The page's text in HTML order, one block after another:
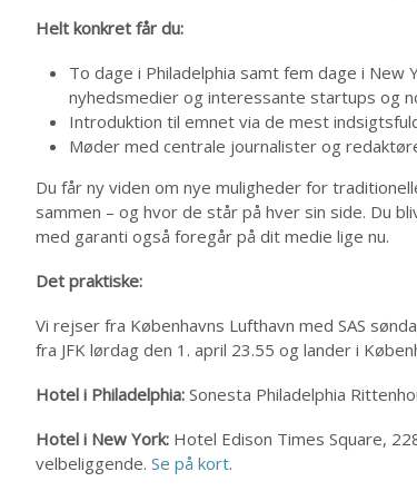
Helt konkret får du:
To dage i Philadelphia samt fem dage i
nyhedsmedier og interessante startups og
Introduktion til emnet via de mest
Møder med centrale journalister og
Du får ny viden om nye muligheder for
sammen – og hvor de står på hver sin side. Du
med garanti også foregår på dit medie lige nu.
Det praktiske:
Vi rejser fra Københavns Lufthavn med SAS
fra JFK lørdag den 1. april 23.55 og lander i
Hotel i Philadelphia: Sonesta Philadelphia
Hotel i New York: Hotel Edison Times Square,
velbeliggende. Se på kort.